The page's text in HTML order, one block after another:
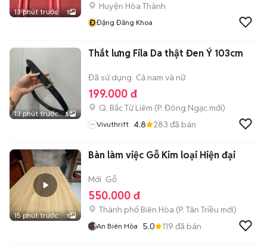
13 phút trước 1
Huyện Hòa Thành
ĐĐặng Đăng Khoa
13 phút trước 5
Thắt lưng Fila Da thật Đen Ý 103cm
Đã sử dụng Cả nam và nữ
199.000 đ
Q. Bắc Từ Liêm (P. Đông Ngạc mới)
Vivuthrift 4.8 283 đã bán
15 phút trước 1
Bàn làm việc Gỗ Kim loại Hiện đại
Mới Gỗ
550.000 đ
Thành phố Biên Hòa (P. Tân Triều mới)
An Biên Hòa 5.0 119 đã bán